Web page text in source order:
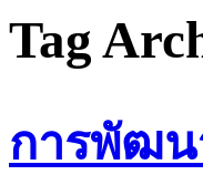
Tag
การพัฒน